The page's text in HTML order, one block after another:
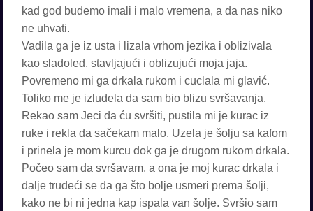
kad god budemo imali i malo vremena, a da nas niko
ne uhvati.
Vadila ga je iz usta i lizala vrhom jezika i oblizivala
kao sladoled, stavljajući i oblizujući moja jaja.
Povremeno mi ga drkala rukom i cuclala mi glavić.
Toliko me je izludela da sam bio blizu svršavanja.
Rekao sam Jeci da ću svršiti, pustila mi je kurac iz
ruke i rekla da sačekam malo. Uzela je šolju sa kafom
i prinela je mom kurcu dok ga je drugom rukom drkala.
Počeo sam da svršavam, a ona je moj kurac drkala i
dalje trudeći se da ga što bolje usmeri prema šolji,
kako ne bi ni jedna kap ispala van šolje. Svršio sam